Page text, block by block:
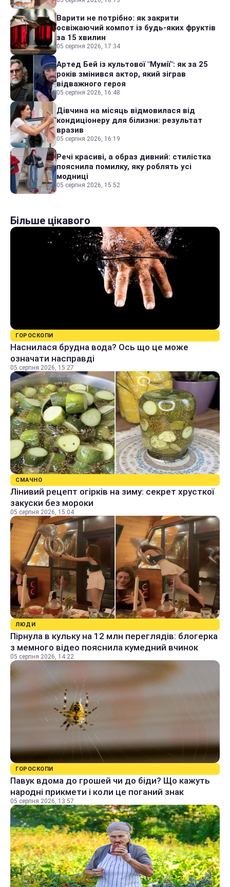
Варити не потрібно: як закрити
освіжаючий компот із будь-яких фруктів
за 15 хвилин
05 серпня 2026, 17:34
Артед Бей із культової "Мумії": як за 25
років змінився актор, який зіграв
відважного героя
05 серпня 2026, 16:48
Дівчина на місяць відмовилася від
кондиціонеру для білизни: результат
вразив
05 серпня 2026, 16:19
Речі красиві, а образ дивний: стилістка
пояснила помилку, яку роблять усі
модниці
05 серпня 2026, 15:52
Більше цікавого
ГОРОСКОПИ
Наснилася брудна вода? Ось що це може
означати насправді
05 серпня 2026, 15:27
СМАЧНО
Лінивий рецепт огірків на зиму: секрет хрусткої
закуски без мороки
05 серпня 2026, 15:04
ЛЮДИ
Пірнула в кульку на 12 млн переглядів: блогерка
з мемного відео пояснила кумедний вчинок
05 серпня 2026, 14:22
ГОРОСКОПИ
Павук вдома до грошей чи до біди? Що кажуть
народні прикмети і коли це поганий знак
05 серпня 2026, 13:57